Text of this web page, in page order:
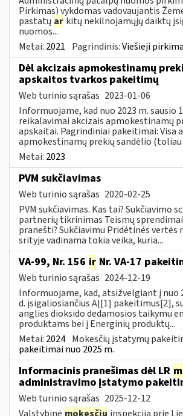
Pirkimas) vykdomas vadovaujantis
pastatų ar kitų nekilnojamųjų daiktų
nuomos...
Metai: 2021 Pagrindinis:Viešieji
Dėl akcizais apmokestinamų
apskaitos tvarkos pakeitimų
Web turinio sąrašas 2023-01-06
Informuojame, kad nuo 2023 m. sausio
reikalavimai akcizais apmokestinamų
apskaitai. Pagrindiniai pakeitimai: Visa
apmokestinamų prekių sandėlio (toliau
Metai: 2023
PVM sukčiavimas
Web turinio sąrašas 2020-02-25
PVM sukčiavimas. Kas tai? Sukčiavimo
partnerių tikrinimas Teismų
pranešti? Sukčiavimu Pridėtinės vertės
srityje vadinama tokia veika, kuria...
VA-99, Nr. 156 ir Nr. VA-17
Web turinio sąrašas 2024-12-19
Informuojame, kad, atsižvelgiant į nuo
d. įsigaliosiančius AĮ[1] pakeitimus[2],
anglies dioksido dedamosios taikymu
produktams bei į Energinių produktų...
Metai: 2024 Mokesčių įstatymų
pakeitimai nuo 2025 m.
Informacinis pranešimas dėl LR
administravimo įstatymo
Web turinio sąrašas 2025-12-12
Valstybinė mokesčių inspekcija prie